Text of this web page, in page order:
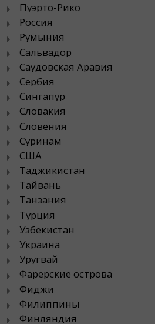
Пуэрто-Рико
Россия
Румыния
Сальвадор
Саудовская Аравия
Сербия
Сингапур
Словакия
Словения
Суринам
США
Таджикистан
Тайвань
Танзания
Турция
Узбекистан
Украина
Уругвай
Фарерские острова
Фиджи
Филиппины
Финляндия